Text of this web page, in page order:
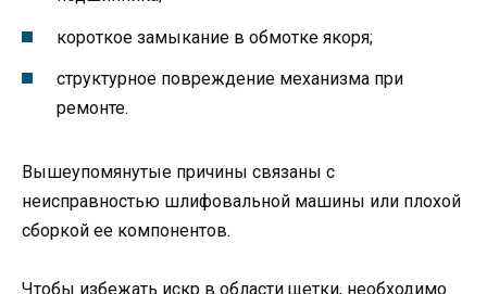
короткое замыкание в обмотке якоря;
структурное повреждение механизма при
ремонте.
Вышеупомянутые причины связаны с
неисправностью шлифовальной машины или плохой
сборкой ее компонентов.
Чтобы избежать искр в области щетки, необходимо